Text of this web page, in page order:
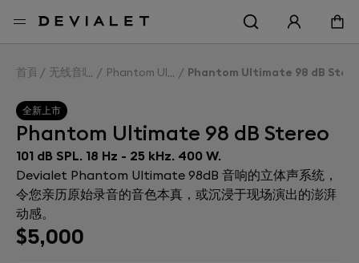
首頁 无线音响 Phantom Ultimate 98 dBPhantom Ultimate 98 dB
全新上市
Phantom Ultimate 98 dB Stereo
101 dB SPL. 18 Hz - 25 kHz. 400 W.
Devialet Phantom Ultimate 98dB 音响的立体声系统，
令您亲历原始录音的音色本真，或沉浸于现场演出的澎湃
动感。
$5,000